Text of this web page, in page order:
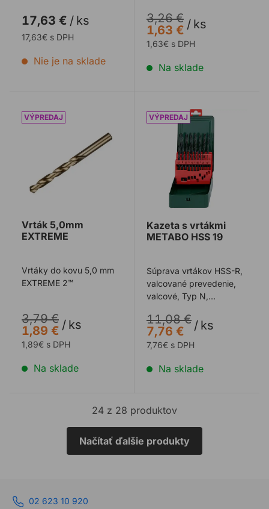
17,63 € / ks
17,63€ s DPH
Nie je na sklade
3,26 €
1,63 € / ks
1,63€ s DPH
Na sklade
Vrták 5,0mm EXTREME
Vrták 5,0mm
EXTREME
Vrtáky do kovu 5,0 mm
EXTREME 2™
3,79 €
1,89 € / ks
1,89€ s DPH
Na sklade
Kazeta s vrtákmi METABO
Kazeta s vrtákmi
METABO HSS 19
Súprava vrtákov HSS-R,
valcované prevedenie,
valcové, Typ N,
118°, vrchná p ...
11,08 €
7,76 €
/ ks
7,76€ s DPH
Na sklade
24 z 28 produktov
Načítať ďalšie produkty
02 623 10 920